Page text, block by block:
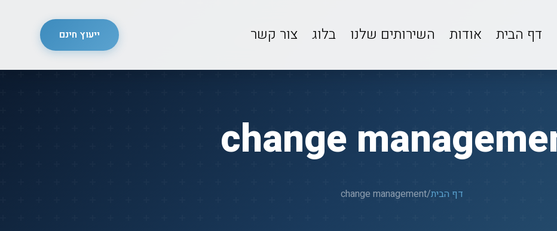
דף הבית אודות השירותים שלנו בלוג צור קשר ייעוץ חינם
change
דף הבית/
change management